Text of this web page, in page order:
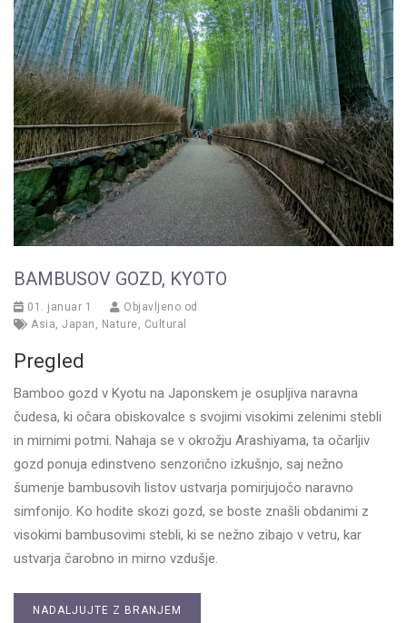
BAMBUSOV GOZD, KYOTO
01. januar 1
Objavljeno od
Asia, Japan , Nature, Cultural
Pregled
Bamboo gozd v Kyotu na Japonskem je osupljiva naravna
čudesa, ki očara obiskovalce s svojimi visokimi zelenimi stebli
in mirnimi potmi. Nahaja se v okrožju Arashiyama, ta očarljiv
gozd ponuja edinstveno senzorično izkušnjo, saj nežno
šumenje bambusovih listov ustvarja pomirjujočo naravno
simfonijo. Ko hodite skozi gozd, se boste znašli obdanimi z
visokimi bambusovimi stebli, ki se nežno zibajo v vetru, kar
ustvarja čarobno in mirno vzdušje.
NADALJUJTE Z BRANJEM